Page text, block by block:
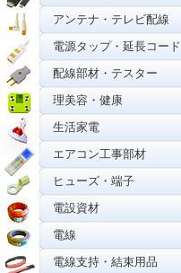
アンテナ・テレビ配線
電源タップ・延長コード
配線部材・テスター
理美容・健康
生活家電
エアコン工事部材
ヒューズ・端子
電設資材
電線
電線支持・結束用品